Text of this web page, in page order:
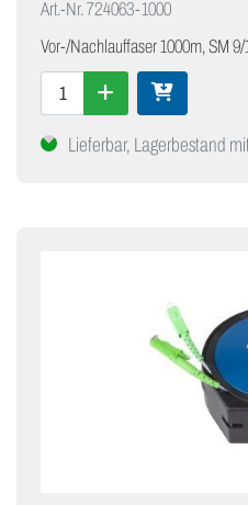
Art.-Nr.724063-1000
Vor-/Nachlauffaser 1000m, SM
Lieferbar, Lagerbestand